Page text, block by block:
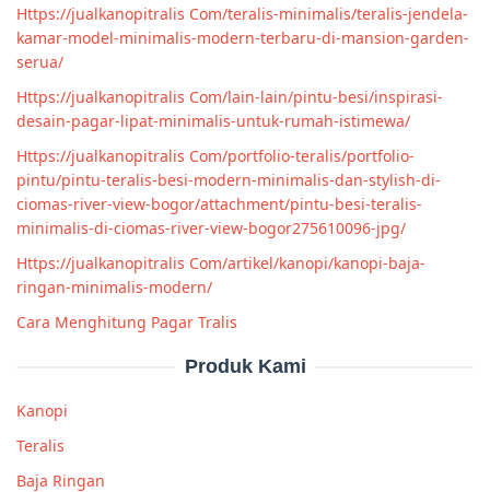
Https://jualkanopitralis Com/teralis-minimalis/teralis-jendela-
kamar-model-minimalis-modern-terbaru-di-mansion-garden-
serua/
Https://jualkanopitralis Com/lain-lain/pintu-besi/inspirasi-
desain-pagar-lipat-minimalis-untuk-rumah-istimewa/
Https://jualkanopitralis Com/portfolio-teralis/portfolio-
pintu/pintu-teralis-besi-modern-minimalis-dan-stylish-di-
ciomas-river-view-bogor/attachment/pintu-besi-teralis-
minimalis-di-ciomas-river-view-bogor275610096-jpg/
Https://jualkanopitralis Com/artikel/kanopi/kanopi-baja-
ringan-minimalis-modern/
Cara Menghitung Pagar Tralis
Produk Kami
Kanopi
Teralis
Baja Ringan